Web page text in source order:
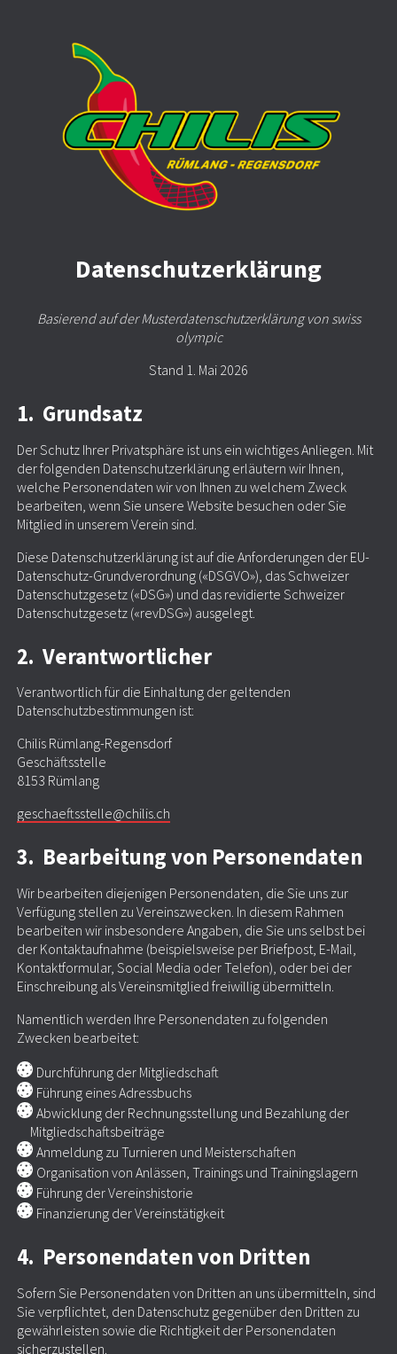
Datenschutzerklärung
Basierend auf der Musterdatenschutzerklärung von swiss
olympic
Stand 1. Mai 2026
1. Grundsatz
Der Schutz Ihrer Privatsphäre ist uns ein wichtiges Anliegen. Mit
der folgenden Datenschutzerklärung erläutern wir Ihnen,
welche Personendaten wir von Ihnen zu welchem Zweck
bearbeiten, wenn Sie unsere Website besuchen oder Sie
Mitglied in unserem Verein sind.
Diese Datenschutzerklärung ist auf die Anforderungen der EU-
Datenschutz-Grundverordnung («DSGVO»), das Schweizer
Datenschutzgesetz («DSG») und das revidierte Schweizer
Datenschutzgesetz («revDSG») ausgelegt.
2. Verantwortlicher
Verantwortlich für die Einhaltung der geltenden
Datenschutzbestimmungen ist:
Chilis Rümlang-Regensdorf
Geschäftsstelle
8153 Rümlang
geschaeftsstelle@chilis.ch
3. Bearbeitung von Personendaten
Wir bearbeiten diejenigen Personendaten, die Sie uns zur
Verfügung stellen zu Vereinszwecken. In diesem Rahmen
bearbeiten wir insbesondere Angaben, die Sie uns selbst bei
der Kontaktaufnahme (beispielsweise per Briefpost, E-Mail,
Kontaktformular, Social Media oder Telefon), oder bei der
Einschreibung als Vereinsmitglied freiwillig übermitteln.
Namentlich werden Ihre Personendaten zu folgenden
Zwecken bearbeitet:
Durchführung der Mitgliedschaft
Führung eines Adressbuchs
Abwicklung der Rechnungsstellung und Bezahlung der
Mitgliedschaftsbeiträge
Anmeldung zu Turnieren und Meisterschaften
Organisation von Anlässen, Trainings und Trainingslagern
Führung der Vereinshistorie
Finanzierung der Vereinstätigkeit
4. Personendaten von Dritten
Sofern Sie Personendaten von Dritten an uns übermitteln, sind
Sie verpflichtet, den Datenschutz gegenüber den Dritten zu
gewährleisten sowie die Richtigkeit der Personendaten
sicherzustellen.